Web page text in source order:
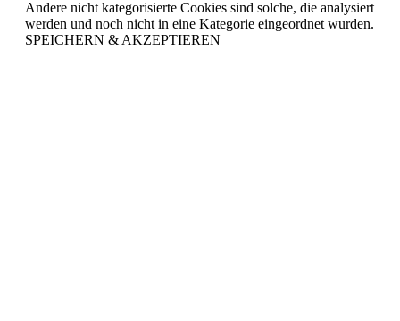
Andere nicht kategorisierte Cookies sind solche, die analysiert
werden und noch nicht in eine Kategorie eingeordnet wurden.
SPEICHERN & AKZEPTIEREN